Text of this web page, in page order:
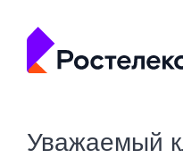
Уважаемый